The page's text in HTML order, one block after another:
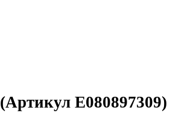
(Артикул E080897309)